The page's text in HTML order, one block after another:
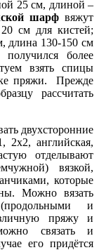
25 см, длиной –
шарф вяжут
см для кистей;
длина 130-150 см
более
взять спицы
пряжи. Прежде
рассчитать
двухсторонние
, 2х2, английская,
отделывают
вязкой,
которые
Можно вязать
и
пряжу и
связать и
его придётся